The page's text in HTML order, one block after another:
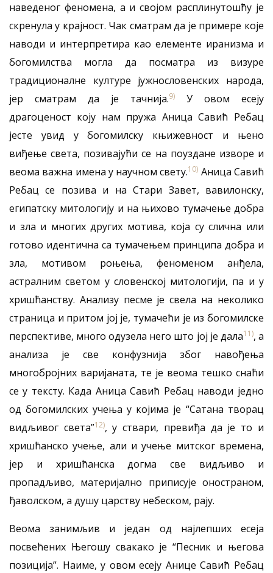
наведеног феномена, а и својом расплинутошћу је
скренула у крајност. Чак сматрам да је примере које
наводи и интерпретира као елементе иранизма и
богомилства могла да посматра из визуре
традиционалне културе јужнословенских народа,
јер сматрам да је тачнија.9)У овом есеју
драгоценост коју нам пружа Аница Савић Ребац
јесте увид у богомилску књижевност и њено
виђење света, позивајући се на поуздане изворе и
веома важна имена у научном свету.10) Аница Савић
Ребац се позива и на Стари Завет, вавилонску,
египатску митологију и на њихово тумачење добра
и зла и многих других мотива, која су слична или
готово идентична са тумачењем принципа добра и
зла, мотивом роњења, феноменом анђела,
астралним светом у словенској митологији, па и у
хришћанству. Анализу песме је свела на неколико
страница и притом јој је, тумачећи је из богомилске
перспективе, много одузела него што јој је дала11), а
анализа је све конфузнија због навођења
многобројних варијаната, те је веома тешко снаћи
се у тексту. Када Аница Савић Ребац наводи једно
од богомилских учења у којима је “Сатана творац
видљивог света”12), у ствари, превиђа да је то и
хришћанско учење, али и учење митског времена,
јер и хришћанска догма све видљиво и
пропадљиво, материјално приписује оностраном,
ђаволском, а душу царству небеском, рају.
Веома занимљив и један од најлепших есеја
посвећених Његошу свакако је “Песник и његова
позиција”. Наиме, у овом есеју Аницe Савић Ребац